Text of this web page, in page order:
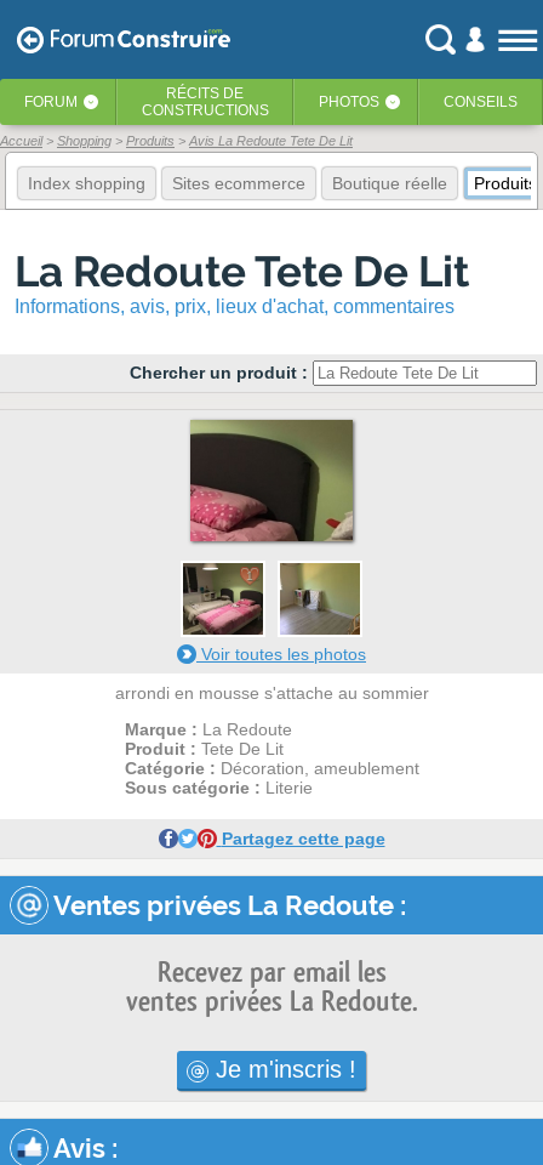
FORUM ‹ RÉCITS DE
CONSTRUCTIONS
PHOTOS ‹ CONSEILS
Accueil Shopping Produits Avis La Redoute Tete De Lit
Index shopping Sites ecommerce Boutique réelle Produits
La Redoute Tete De Lit
Informations, avis, prix, lieux d'achat, commentaires
Chercher un produit :
1
Voir toutes les photos
arrondi en mousse s'attache au sommier
Marque : La Redoute
Produit : Tete De Lit
Catégorie : Décoration, ameublement
Sous catégorie : Literie
Partagez cette page
Ventes privées La Redoute :
Recevez par email les
ventes privées La Redoute.
Je m'inscris !
Avis :